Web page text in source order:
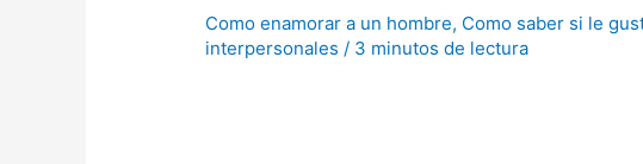
Como enamorar a un hombre, Como saber si le
interpersonales / 3 minutos de lectura